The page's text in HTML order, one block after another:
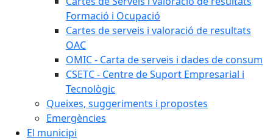
Formació i Ocupació
Cartes de serveis i valoració de resultats
OAC
OMIC - Carta de serveis i dades de consum
CSETC - Centre de Suport Empresarial i
Tecnològic
Queixes, suggeriments i propostes
Emergències
El municipi